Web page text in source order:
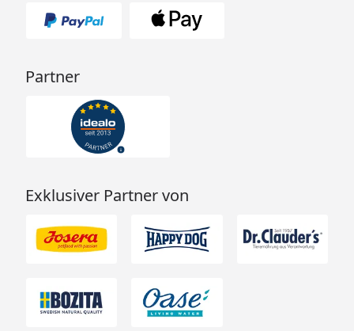
Partner
Exklusiver Partner von